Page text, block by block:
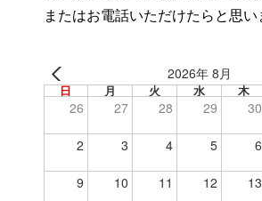
またはお電話いただけたらと思い
2026年 8月
日 月 火 水 木
26 27 28 29 30
2 3 4 5 6
9 10 11 12 13